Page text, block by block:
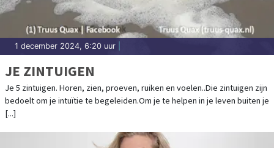
1 december 2024, 6:20 uur
JE ZINTUIGEN
Je 5 zintuigen. Horen, zien, proeven, ruiken en voelen..Die zintuigen zijn
bedoelt om je intuïtie te begeleiden.Om je te helpen in je leven buiten je
[...]